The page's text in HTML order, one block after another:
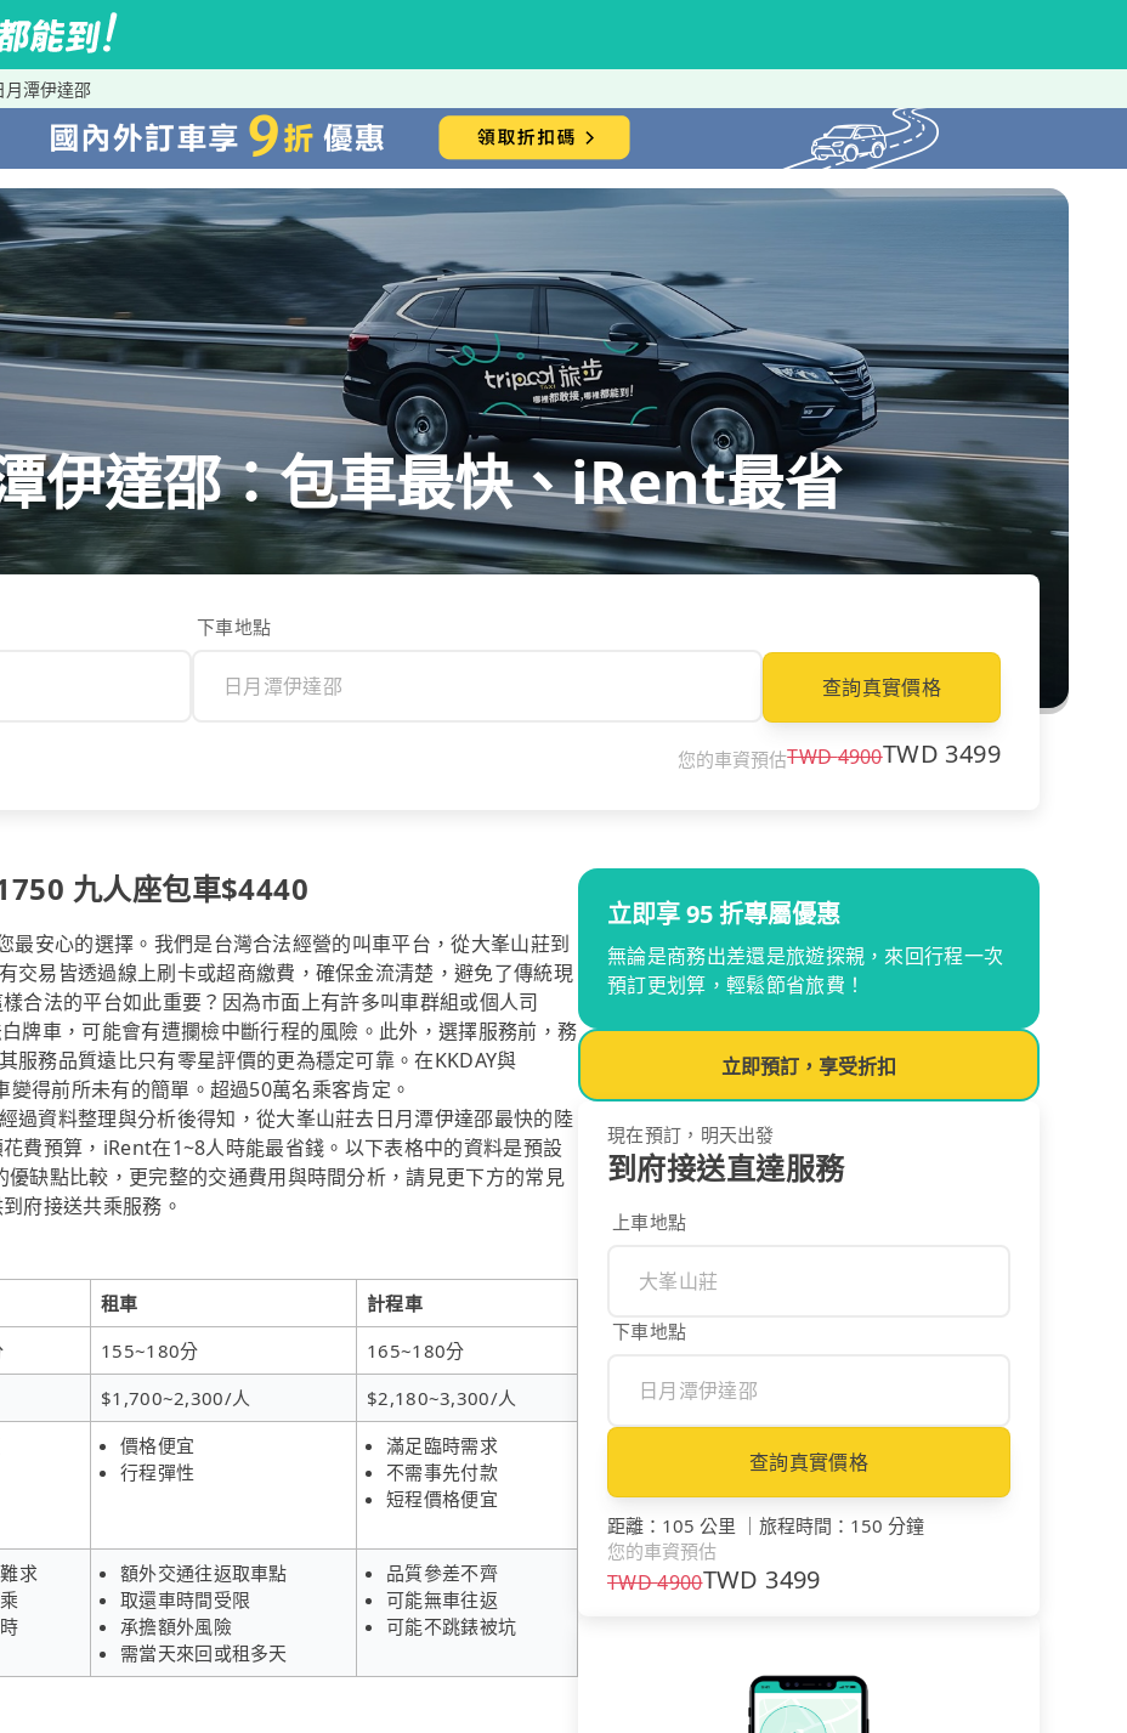
月潭伊達邵
伊達邵：包車最快、iRent最省
下車地點
查詢真實價格
您的車資預估TWD4900TWD 3499
九人座包車$4440
安心的選擇。我們是台灣合法經營的叫車平台，從大峯山莊到
交易皆透過線上刷卡或超商繳費，確保金流清楚，避免了傳統現
合法的平台如此重要？因為市面上有許多叫車群組或個人司
牌車，可能會有遭攔檢中斷行程的風險。此外，選擇服務前，務
服務品質遠比只有零星評價的更為穩定可靠。在KKDAY與
得前所未有的簡單。超過50萬名乘客肯定。
過資料整理與分析後得知，從大峯山莊去日月潭伊達邵最快的陸
費預算，iRent在1~8人時能最省錢。以下表格中的資料是預設
缺點比較，更完整的交通費用與時間分析，請見更下方的常見
府接送共乘服務。
租車
計程車
155~180分
165~180分
$1,700~2,300/人
$2,180~3,300/人
價格便宜
行程彈性
滿足臨時需求
不需事先付款
短程價格便宜
求
額外交通往返取車點
取還車時間受限
承擔額外風險
需當天來回或租多天
品質參差不齊
可能無車往返
可能不跳錶被坑
立即享 95 折專屬優惠
無論是商務出差還是旅遊探親，來回行程一次
預訂更划算，輕鬆節省旅費！
立即預訂，享受折扣
現在預訂，明天出發
到府接送直達服務
上車地點
下車地點
查詢真實價格
距離 ： 105 公里 ｜ 旅程時間 ： 150 分鐘
您的車資預估
TWD4900TWD 3499